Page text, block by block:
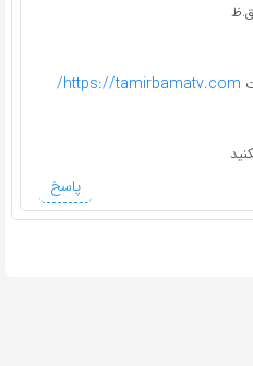
https://tamirbamatv.com/
پاسخ